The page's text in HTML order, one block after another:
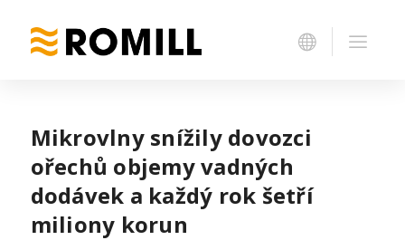
Mikrovlny snížily dovozci
ořechů objemy vadných
dodávek a každý rok šetří
miliony korun